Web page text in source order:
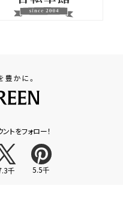
トをフォロー！
千 5.5千